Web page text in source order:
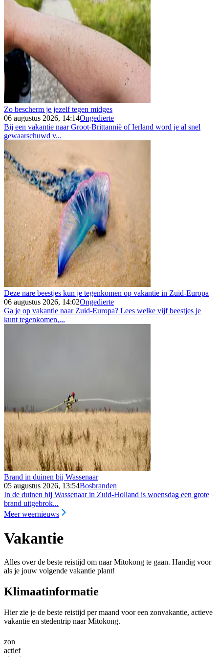
Zo bescherm je jezelf tegen midges
06 augustus 2026, 14:14Ongedierte
Bij een vakantie naar Groot-Brittannië of Ierland word je al snel
gewaarschuwd v...
Deze nare beestjes kun je tegenkomen op vakantie in Zuid-Europa
06 augustus 2026, 14:02Ongedierte
Ga je op vakantie naar Zuid-Europa? Lees welke vijf beestjes je
kunt tegenkomen,...
Brand in duinen bij Wassenaar
05 augustus 2026, 13:54Bosbranden
In de duinen bij Wassenaar in Zuid-Holland is woensdag een grote
brand uitgebrok...
Meer weernieuws
Vakantie
Alles over de beste reistijd om naar Mitokong te gaan. Handig voor
als je jouw volgende vakantie plant!
Klimaatinformatie
Hier zie je de beste reistijd per maand voor een zonvakantie, actieve
vakantie en stedentrip naar Mitokong.
zon
actief